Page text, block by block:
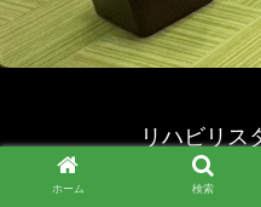
リハビリス
© 2023 リハビ
ホーム 検索